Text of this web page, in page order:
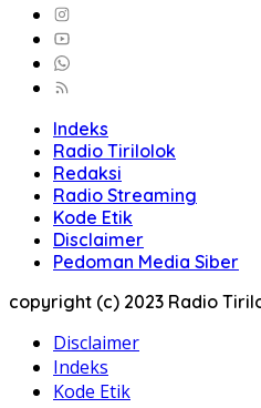
Indeks
Radio Tirilolok
Redaksi
Radio Streaming
Kode Etik
Disclaimer
Pedoman Media Siber
copyright (c) 2023 Radio
Disclaimer
Indeks
Kode Etik